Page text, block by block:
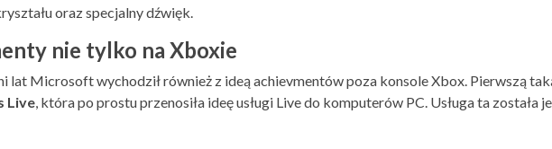
oraz specjalny dźwięk.
nie tylko na Xboxie
lat Microsoft wychodził również z ideą achievmentów poza konsole Xbox. Pierwszą
Live , która po prostu przenosiła ideę usługi Live do komputerów PC. Usługa ta została